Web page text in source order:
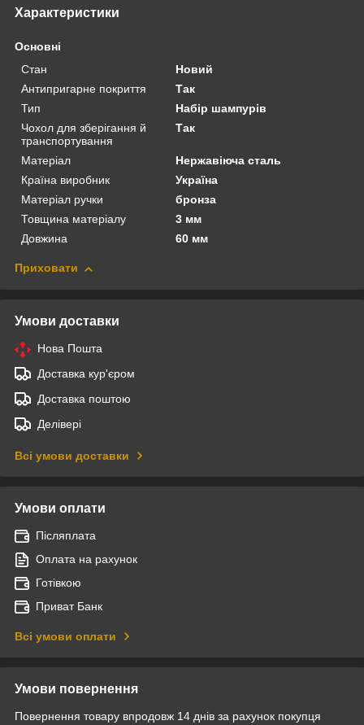
Характеристики
Основні
Стан
Новий
Антипригарне покриття
Так
Тип
Набір шампурів
Чохол для зберігання й
транспортування
Так
Матеріал
Нержавіюча сталь
Країна виробник
Україна
Матеріал ручки
бронза
Товщина матеріалу
3 мм
Довжина
60 мм
Приховати
Умови доставки
Нова Пошта
Доставка кур'єром
Доставка поштою
Делівері
Всі умови доставки
Умови оплати
Післяплата
Оплата на рахунок
Готівкою
Приват Банк
Всі умови оплати
Умови повернення
Повернення товару впродовж 14 днів за рахунок покупця